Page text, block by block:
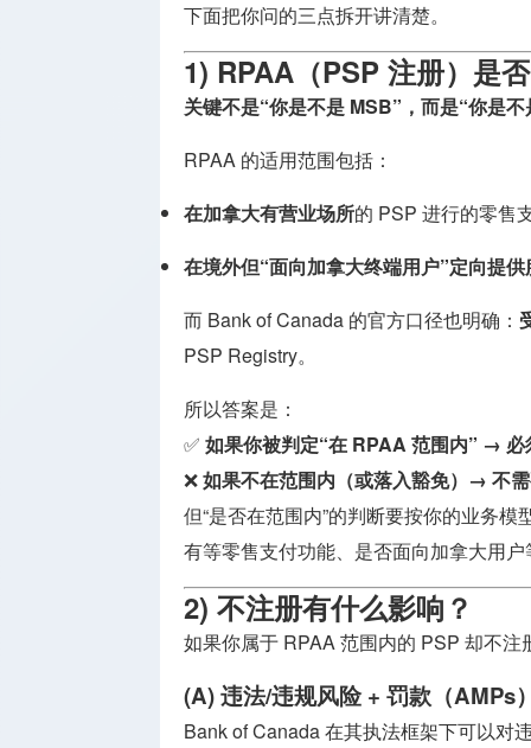
下面把你问的三点拆开讲清楚。
1) RPAA（PSP 注册）是
关键不是“你是不是 MSB”，而是“你是
RPAA 的适用范围包括：
在加拿大有营业场所的 PSP 进行的零售
在境外但“面向加拿大终端用户”定向提供
而 Bank of Canada 的官方口径也明确：
PSP Registry。
所以答案是：
✅ 如果你被判定“在 RPAA 范围内” → 必
❌如果不在范围内（或落入豁免）→ 不
但“是否在范围内”的判断要按你的业务
有等零售支付功能、是否面向加拿大用户
2) 不注册有什么影响？
如果你属于 RPAA 范围内的 PSP 却不
(A) 违法/违规风险 + 罚款（AMPs
Bank of Canada 在其执法框架下可以对